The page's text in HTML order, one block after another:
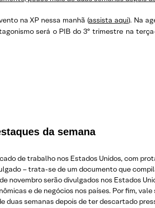
na XP nessa manhã (assista aqui). Na
será o PIB do 3º trimestre na
da semana
de trabalho nos Estados Unidos, com
– trata-se de um documento que
serão divulgados nos Estados
e de negócios nos países. Por fim,
duas semanas depois de ter descartado